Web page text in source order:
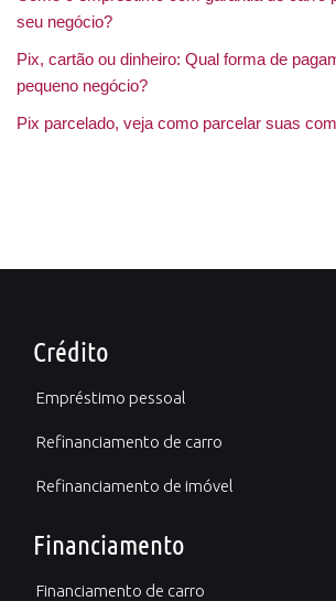
seu negócio?
Pix, cartão ou dinheiro: Qual forma de
pequeno negócio?
Pix parcelado, veja como parcelar suas
Crédito
Empréstimo pessoal
Refinanciamento de carro
Refinanciamento de imóvel
Financiamento
Financiamento de carro